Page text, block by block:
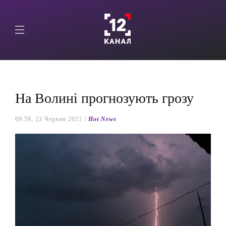
На Волині прогнозують грозу
09:59, 23 Червня 2021 / Hot News